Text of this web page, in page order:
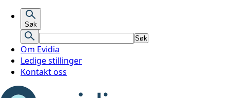
Søk
Søk
Om Evidia
Ledige stillinger
Kontakt oss